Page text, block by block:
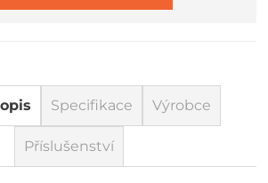
Specifikace Výrobce
Příslušenství